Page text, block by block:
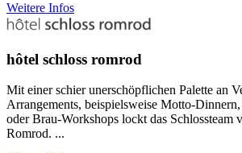
Weitere Infos
hôtel schloss romrod
Mit einer schier unerschöpflichen Palette an
Arrangements, beispielsweise Motto-
oder Brau-Workshops lockt das Schlossteam
Romrod. ...